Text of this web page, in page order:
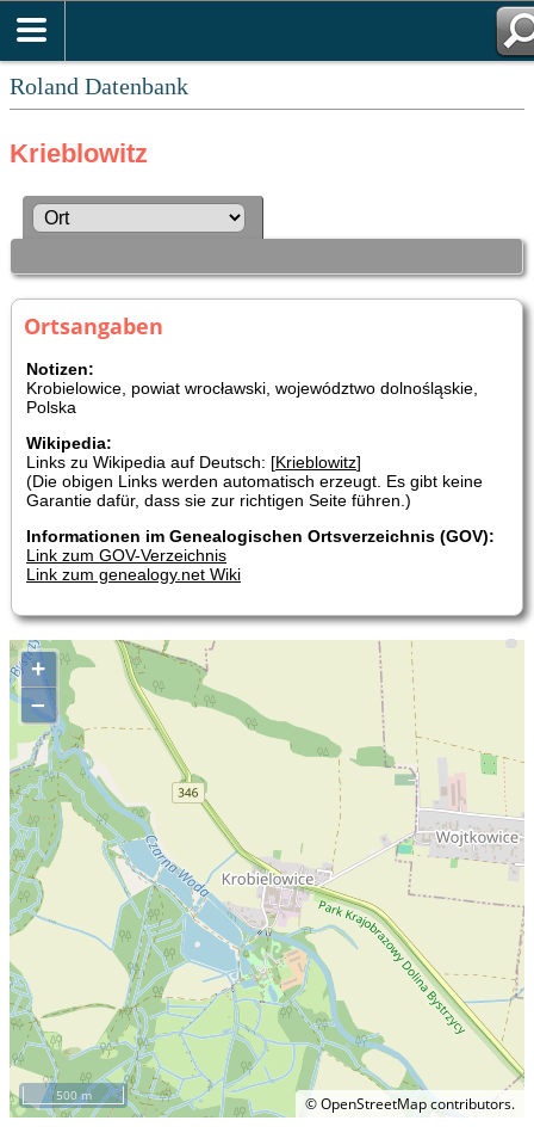
Roland Datenbank
Krieblowitz
Ortsangaben
Notizen:
Krobielowice, powiat wrocławski, województwo dolnośląskie,
Polska
Wikipedia:
Links zu Wikipedia auf Deutsch: [Krieblowitz]
(Die obigen Links werden automatisch erzeugt. Es gibt keine
Garantie dafür, dass sie zur richtigen Seite führen.)
Informationen im Genealogischen Ortsverzeichnis (GOV):
Link zum GOV-Verzeichnis
Link zum genealogy.net Wiki
+
–
©OpenStreetMapcontributors.
500 m